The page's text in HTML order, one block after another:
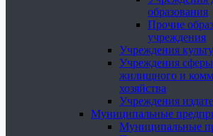
образования
Прочие
учреждения
Учреждения
Учреждения сферы
жилищного и
хозяйства
Учреждения
Муниципальные
Муниципальные